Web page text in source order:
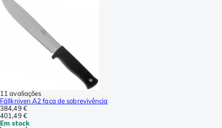
11 avaliações
Fällkniven A2 faca de sobrevivência
384,49 €
401,49 €
Em stock